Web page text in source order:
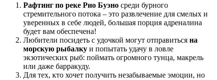
Рафтинг по реке Рио Буэно среди бурного
стремительного потока – это развлечение для смелых и
уверенных в себе людей, большая порция адреналина
будет вам обеспечена!
Любители посидеть с удочкой могут отправиться на
морскую рыбалку и попытать удачу в ловле
экзотических рыб: поймать огромного тунца, макрель
или даже барракуду.
Для тех, кто хочет получить незабываемые эмоции, но